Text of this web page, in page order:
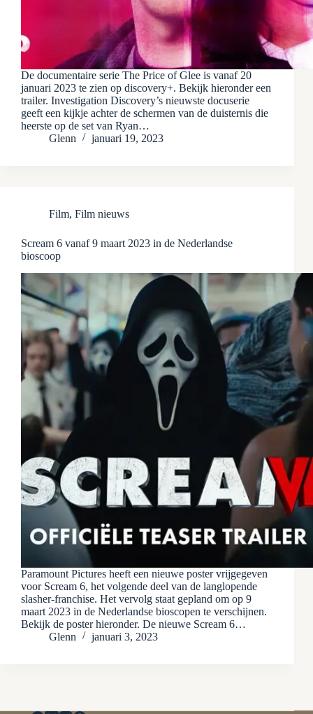
De documentaire serie The Price of Glee is vanaf 20
januari 2023 te zien op discovery+. Bekijk hieronder een
trailer. Investigation Discovery’s nieuwste docuserie
geeft een kijkje achter de schermen van de duisternis die
heerste op de set van Ryan…
Glenn
januari 19, 2023
Film, Film nieuws
Scream 6 vanaf 9 maart 2023 in de Nederlandse
bioscoop
Paramount Pictures heeft een nieuwe poster vrijgegeven
voor Scream 6, het volgende deel van de langlopende
slasher-franchise. Het vervolg staat gepland om op 9
maart 2023 in de Nederlandse bioscopen te verschijnen.
Bekijk de poster hieronder. De nieuwe Scream 6…
Glenn
januari 3, 2023